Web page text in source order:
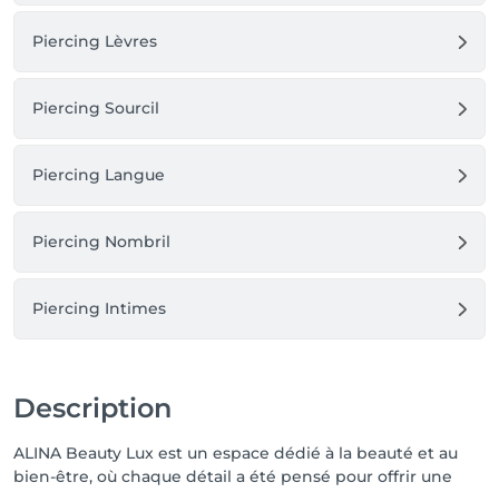
Piercing Lèvres
Piercing Sourcil
Piercing Langue
Piercing Nombril
Piercing Intimes
Description
ALINA Beauty Lux est un espace dédié à la beauté et au
bien-être, où chaque détail a été pensé pour offrir une